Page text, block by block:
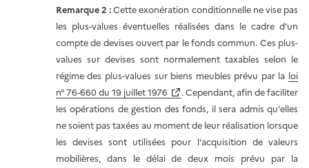
Remarque 2 :Cette exonération conditionnelle ne vise pas
les plus-values éventuelles réalisées dans le cadre d'un
compte de devises ouvert par le fonds commun. Ces plus-
values sur devises sont normalement taxables selon le
régime des plus-values sur biens meubles prévu par la loi
n° 76-660 du 19 juillet 1976
. Cependant, afin de faciliter
les opérations de gestion des fonds, il sera admis qu'elles
ne soient pas taxées au moment de leur réalisation lorsque
les devises sont utilisées pour l'acquisition de valeurs
mobilières, dans le délai de deux mois prévu par la